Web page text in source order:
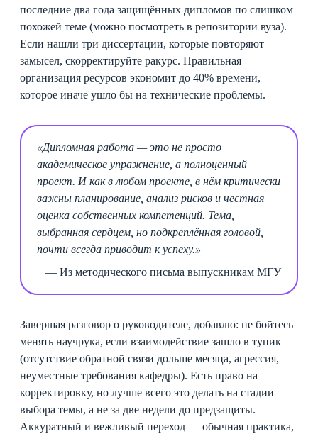
последние два года защищённых дипломов по слишком
похожей теме (можно посмотреть в репозитории вуза).
Если нашли три диссертации, которые повторяют
замысел, скорректируйте ракурс. Правильная
организация ресурсов экономит до 40% времени,
которое иначе ушло бы на технические проблемы.
«Дипломная работа — это не просто
академическое упражнение, а полноценный
проект. И как в любом проекте, в нём критически
важны планирование, анализ рисков и честная
оценка собственных компетенций. Тема,
выбранная сердцем, но подкреплённая головой,
почти всегда приводит к успеху.»
— Из методического письма выпускникам МГУ
Завершая разговор о руководителе, добавлю: не бойтесь
менять научрука, если взаимодействие зашло в тупик
(отсутствие обратной связи дольше месяца, агрессия,
неуместные требования кафедры). Есть право на
корректировку, но лучше всего это делать на стадии
выбора темы, а не за две недели до предзащиты.
Аккуратный и вежливый переход — обычная практика,